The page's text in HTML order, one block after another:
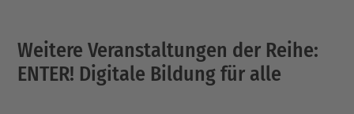
Weitere Veranstaltungen der Reihe:
ENTER! Digitale Bildung für alle